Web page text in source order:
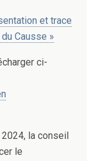
et trace
Causse »
ci-
la conseil
le